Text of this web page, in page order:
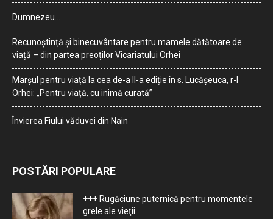
Dumnezeu…
Recunoștință și binecuvântare pentru mamele dătătoare de
viață – din partea preoților Vicariatului Orhei
Marșul pentru viață la cea de-a II-a ediție în s. Lucășeuca, r-l
Orhei: „Pentru viață, cu inimă curată”
Învierea Fiului văduvei din Nain
POSTĂRI POPULARE
+++ Rugăciune puternică pentru momentele
grele ale vieţii